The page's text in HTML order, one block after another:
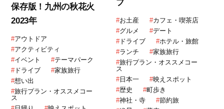
保存版！九州の秋花火
2023年
#アウトドア
#アクティビティ
#イベント #テーマパーク
#ドライブ #家族旅行
#想い出
#旅行プラン・オススメコー
ス
ブ
#お土産 #カフェ・喫茶店
#グルメ #デート
#ドライブ #ホテル・旅館
#ランチ #家族旅行
#旅行プラン・オススメコー
ス
#日本一 #映えスポット
#歴史 #町歩き
#神社・寺 #節約旅